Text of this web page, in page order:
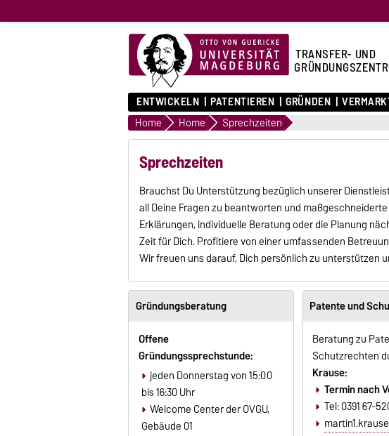
TRANSFER- UND
ENTWICKELN PATENTIEREN GRÜNDEN
Home Home Sprechzeiten
Sprechzeiten
Brauchst Du Unterstützung bezüglich unserer
all Deine Fragen zu beantworten und
Erklärungen, individuelle Beratung oder die Planung
Zeit für Dich. Profitiere von einer umfassenden
Wir freuen uns darauf, Dich persönlich zu unterstützen
Gründungsberatung
Offene
Gründungssprechstunde:
jeden Donnerstag von 15:00
bis 16:30 Uhr
Welcome Center der OVGU,
Gebäude 01
Patente und
Beratung zu
Schutzrechten
Krause:
Termin nach
Tel: 0391 67-